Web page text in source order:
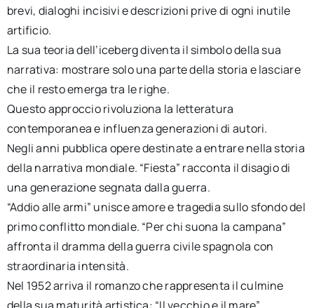
brevi, dialoghi incisivi e descrizioni prive di ogni inutile
artificio.
La sua teoria dell’iceberg diventa il simbolo della sua
narrativa: mostrare solo una parte della storia e lasciare
che il resto emerga tra le righe.
Questo approccio rivoluziona la letteratura
contemporanea e influenza generazioni di autori.
Negli anni pubblica opere destinate a entrare nella storia
della narrativa mondiale. “Fiesta” racconta il disagio di
una generazione segnata dalla guerra.
“Addio alle armi” unisce amore e tragedia sullo sfondo del
primo conflitto mondiale. “Per chi suona la campana”
affronta il dramma della guerra civile spagnola con
straordinaria intensità.
Nel 1952 arriva il romanzo che rappresenta il culmine